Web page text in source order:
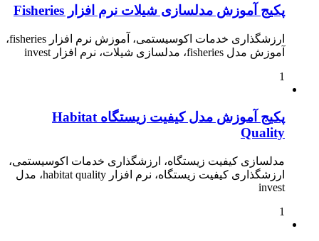
پکیج آموزش مدلسازی شیلات نرم افزار Fisheries
ارزشگذاری خدمات اکوسیستمی، آموزش نرم افزار fisheries،
آموزش مدل fisheries، مدلسازی شیلات، نرم افزار invest
1
پکیج آموزش مدل کیفیت زیستگاه Habitat
Quality
مدلسازی کیفیت زیستگاه، ارزشگذاری خدمات اکوسیستمی،
ارزشگذاری کیفیت زیستگاه، نرم افزار habitat quality، مدل
invest
1